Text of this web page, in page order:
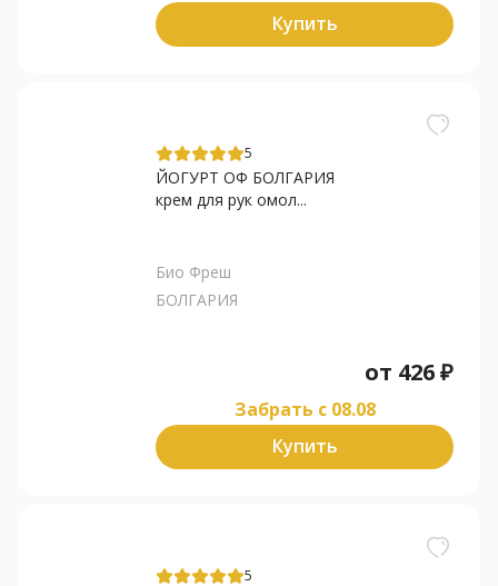
Купить
5
ЙОГУРТ ОФ БОЛГАРИЯ
крем для рук омол...
Био Фреш
БОЛГАРИЯ
от 426₽
Забрать c 08.08
Купить
5